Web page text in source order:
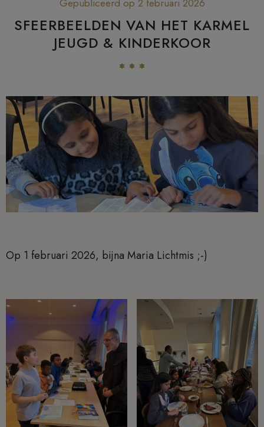
SFEERBEELDEN VAN HET KARMEL
JEUGD & KINDERKOOR
Op 1 februari 2026, bijna Maria Lichtmis ;-)